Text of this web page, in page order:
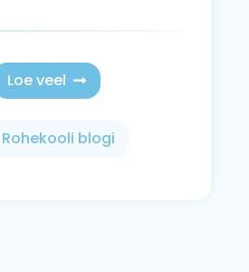
Loe veel
Rohekooli blogi